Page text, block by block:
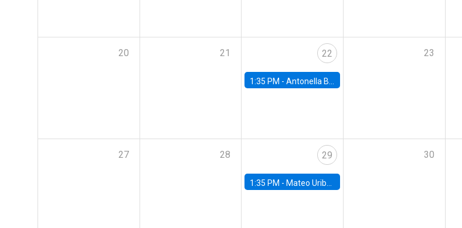
20 21 22
1:35 PM -Antonella Bancalari, Institute for Fiscal Studies (IFS) and Research Associate at University College London (UCL)
23
27 28 29
1:35 PM - Mateo Uribe-Castro, Universidad de los Andes (Colombia)
30